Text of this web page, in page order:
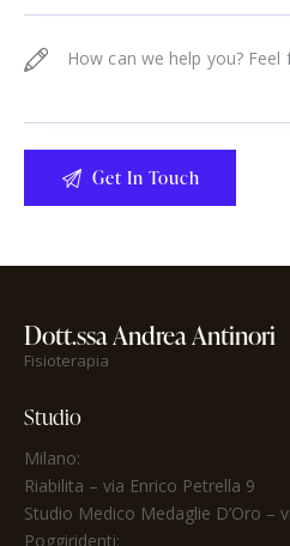
Dott.ssa Andrea Antinori
Fisioterapia
Studio
Milano:
Riabilita – via Enrico Petrella 9
Studio Medico Medaglie D’Oro –
Poggiridenti: